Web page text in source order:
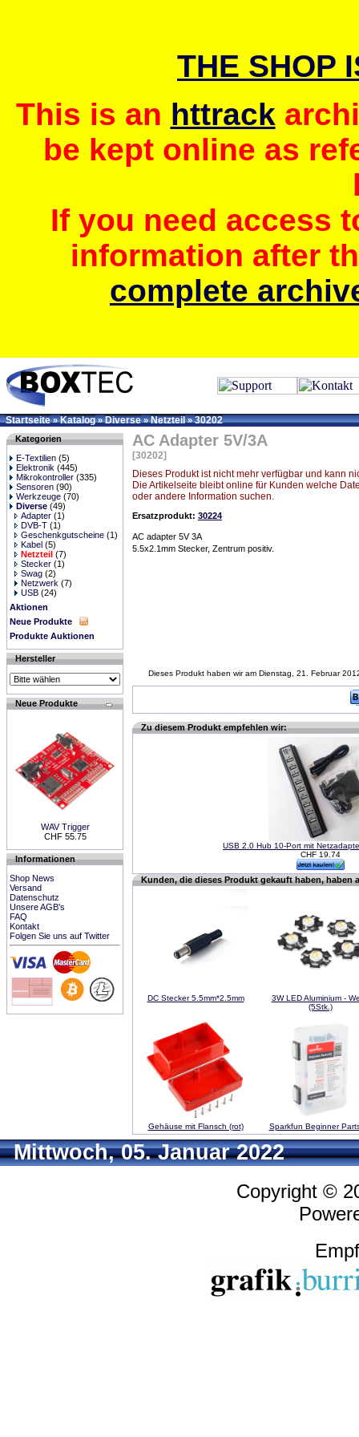
THE SHOP
This is an httrack
be kept online as
If you need access
information after
complete
Startseite»Katalog»Diverse»Netzteil»30202
Kategorien
E-Textilien (5)
Elektronik (445)
Mikrokontroller (335)
Sensoren (90)
Werkzeuge (70)
Diverse (49)
Adapter (1)
DVB-T (1)
Geschenkgutscheine (1)
Kabel (5)
Netzteil (7)
Stecker (1)
Swag (2)
Netzwerk (7)
USB (24)
Aktionen
Neue Produkte
Produkte Auktionen
Hersteller
Neue Produkte
WAV Trigger
CHF 55.75
Informationen
Shop News
Versand
Datenschutz
Unsere AGB's
FAQ
Kontakt
Folgen Sie uns auf Twitter
AC Adapter 5V/3A
[30202]
Dieses Produkt ist nicht mehr verfügbar und kann
Die Artikelseite bleibt online für Kunden welche
oder andere Information suchen.
Ersatzprodukt: 30224
AC adapter 5V 3A
5.5x2.1mm Stecker, Zentrum positiv.
Dieses Produkt haben wir am Dienstag, 21. Februar
Zu diesem Produkt empfehlen wir:
USB 2.0 Hub 10-Port mit
CHF 19.74
Kunden, die dieses Produkt gekauft haben, haben
DC Stecker 5.5mm*2.5mm
3W LED Aluminium -
(5Stk.)
Gehäuse mit Flansch (rot) Sparkfun Beginner
Mittwoch, 05. Januar 2022
Copyright ©